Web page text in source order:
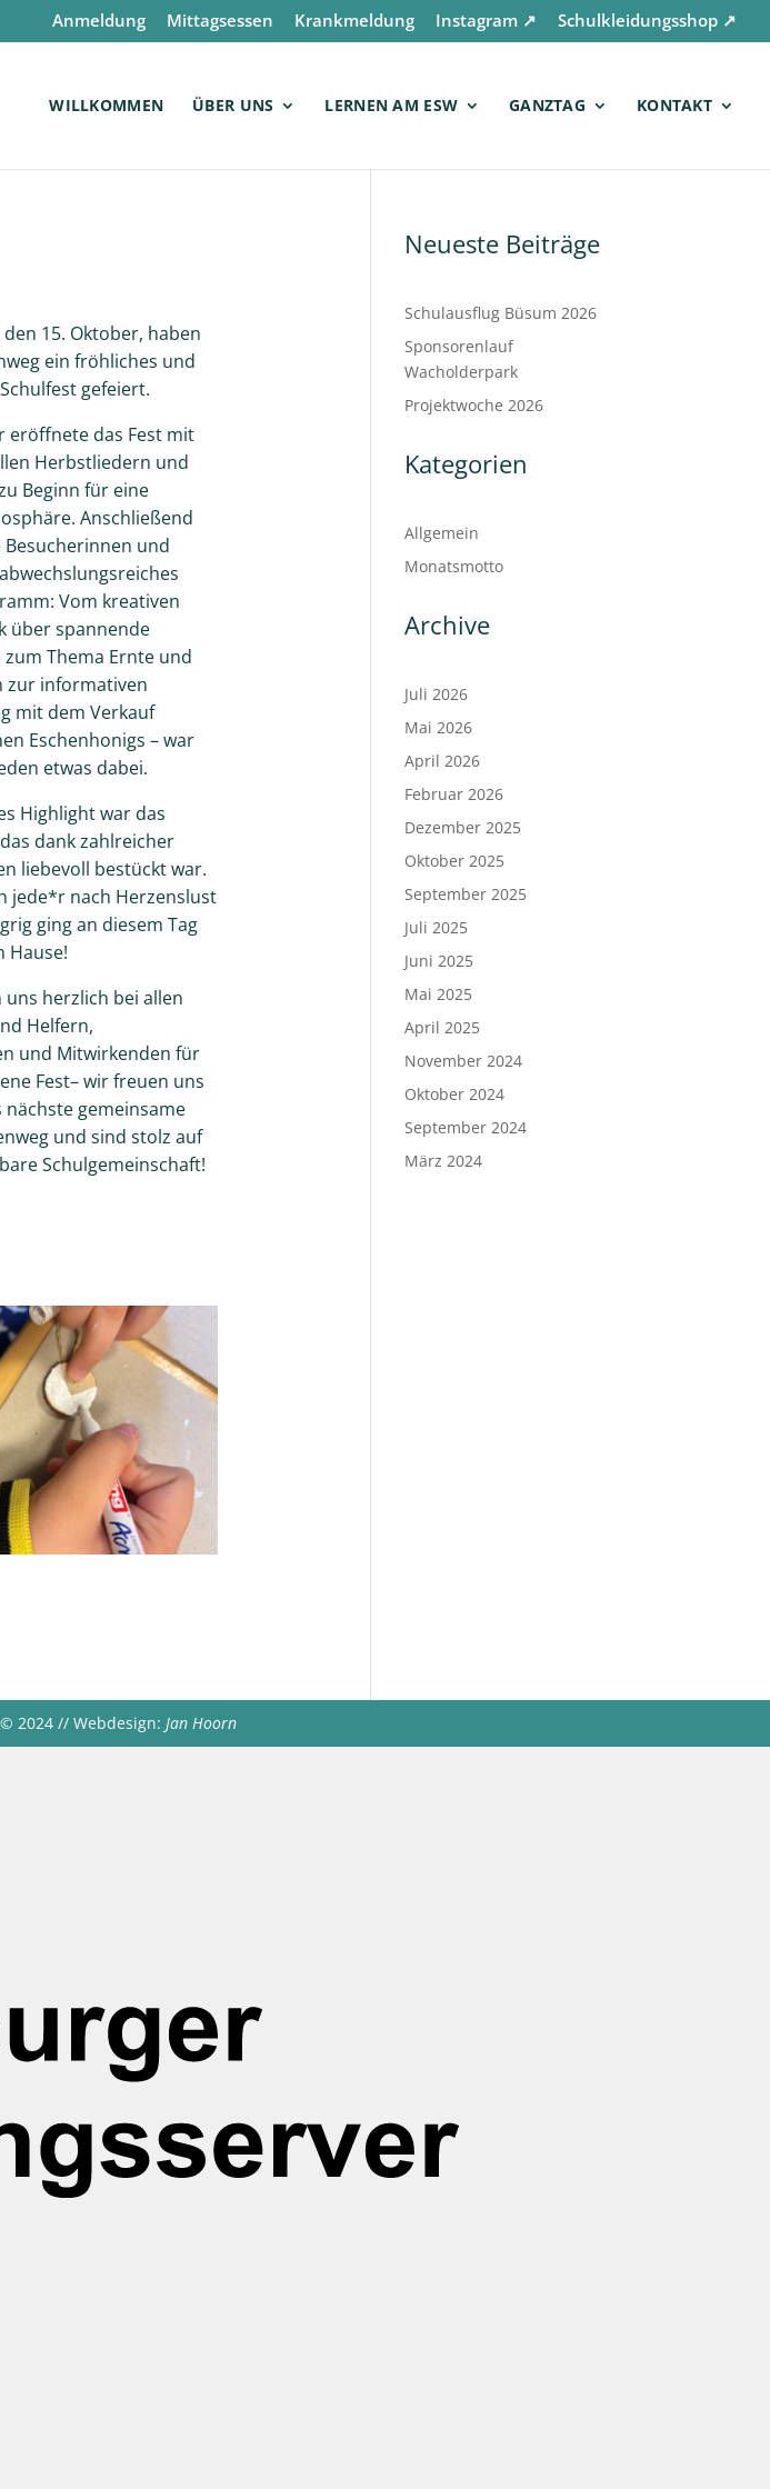
Anmeldung Mittagsessen Krankmeldung Instagram ↗ Schulkleidungsshop ↗
WILLKOMMEN ÜBER UNS LERNEN AM ESW GANZTAG KONTAKT
15. Oktober, haben
ein fröhliches und
gefeiert.
eröffnete das Fest mit
Herbstliedern und
Beginn für eine
Anschließend
und
Vom kreativen
über spannende
Thema Ernte und
zur informativen
mit dem Verkauf
Eschenhonigs – war
etwas dabei.
Highlight war das
dank zahlreicher
liebevoll bestückt war.
jede*r nach Herzenslust
ging an diesem Tag
Hause!
herzlich bei allen
Helfern,
und Mitwirkenden für
Fest– wir freuen uns
nächste gemeinsame
und sind stolz auf
Schulgemeinschaft!
Neueste Beiträge
Schulausflug Büsum 2026
Sponsorenlauf
Wacholderpark
Projektwoche 2026
Kategorien
Allgemein
Monatsmotto
Archive
Juli 2026
Mai 2026
April 2026
Februar 2026
Dezember 2025
Oktober 2025
September 2025
Juli 2025
Juni 2025
Mai 2025
April 2025
November 2024
Oktober 2024
September 2024
März 2024
© 2024 // Webdesign: Jan Hoorn